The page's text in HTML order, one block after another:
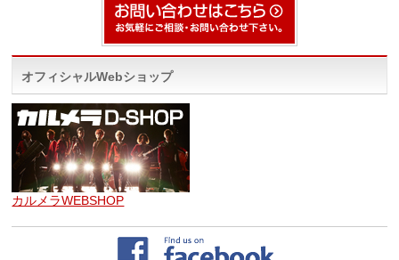
オフィシャルWebショップ
カルメラWEBSHOP